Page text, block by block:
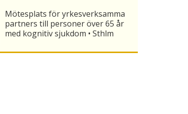
Mötesplats för yrkesverksamma
partners till personer över 65 år
med kognitiv sjukdom • Sthlm